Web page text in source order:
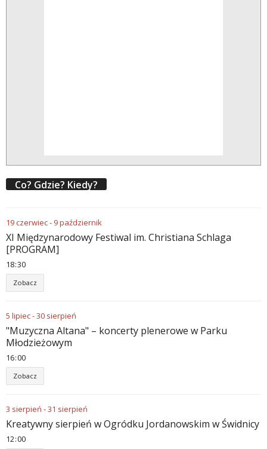
Co? Gdzie? Kiedy?
19czerwiec- 9październik
XI Międzynarodowy Festiwal im. Christiana Schlaga
[PROGRAM]
18:30
Zobacz
5 lipiec-30 sierpień
"Muzyczna Altana" – koncerty plenerowe w Parku
Młodzieżowym
16:00
Zobacz
3 sierpień -31 sierpień
Kreatywny sierpień w Ogródku Jordanowskim w Świdnicy
12:00